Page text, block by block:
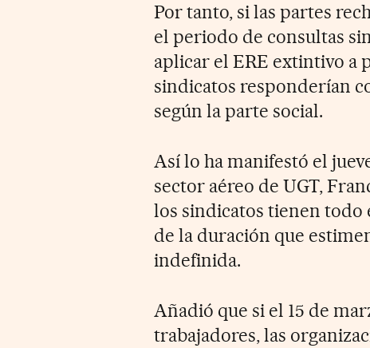
Por tanto, si las partes
el periodo de consultas
aplicar el ERE extintivo a
sindicatos responderían
según la parte social.
Así lo ha manifestó el
sector aéreo de UGT,
los sindicatos tienen todo
de la duración que
indefinida.
Añadió que si el 15 de
trabajadores, las